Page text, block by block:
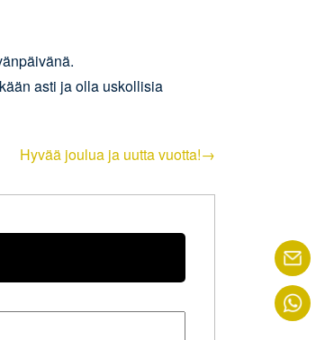
asti ja olla uskollisia
Hyvää joulua ja uutta vuotta!→